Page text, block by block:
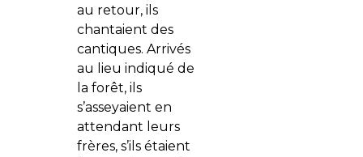
au retour, ils
chantaient des
cantiques. Arrivés
au lieu indiqué de
la forêt, ils
s’asseyaient en
attendant leurs
frères, s’ils étaient